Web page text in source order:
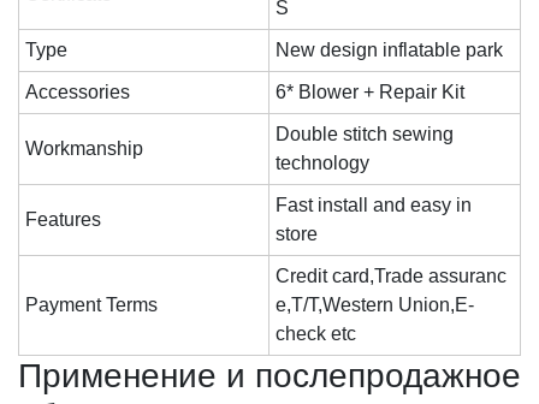
S
Type New design inflatable park
Accessories 6* Blower + Repair Kit
Workmanship
Double stitch sewing
technology
Features
Fast install and easy in
store
Payment Terms
Credit card,Trade assuranc
e,T/T,Western Union,E-
check etc
Применение и послепродажное